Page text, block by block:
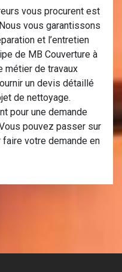
vous procurent est
vous garantissons
et l’entretien
de MB Couverture à
métier de travaux
un devis détaillé
de nettoyage.
pour une demande
pouvez passer sur
votre demande en